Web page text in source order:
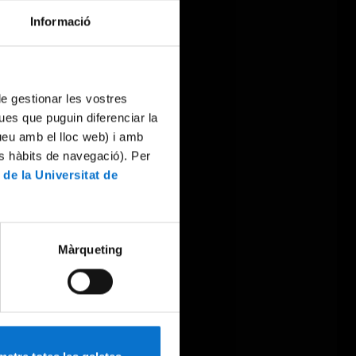
Informació
gestionar les vostres
que puguin diferenciar la
amb el lloc web) i amb
hàbits de navegació). Per
la Universitat de
Màrqueting